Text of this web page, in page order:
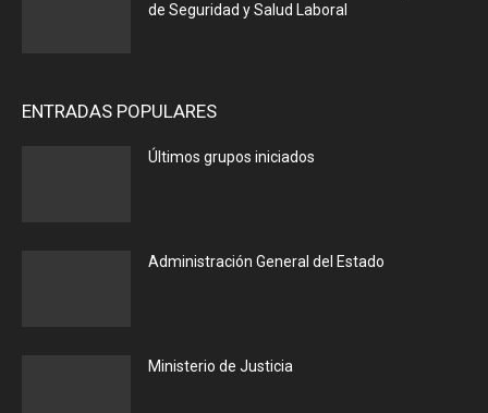
de Seguridad y Salud Laboral
ENTRADAS POPULARES
Últimos grupos iniciados
Administración General del Estado
Ministerio de Justicia